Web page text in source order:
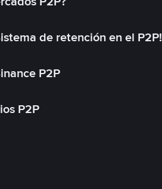
de retención en el P2P!
P2P
P2P